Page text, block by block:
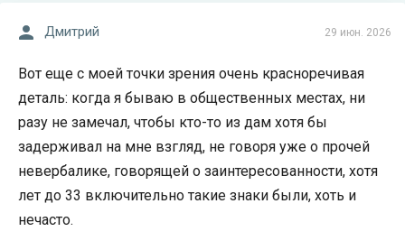
29 июн. 2026
Дмитрий
Вот еще с моей точки зрения очень красноречивая
деталь: когда я бываю в общественных местах, ни
разу не замечал, чтобы кто-то из дам хотя бы
задерживал на мне взгляд, не говоря уже о прочей
невербалике, говорящей о заинтересованности, хотя
лет до 33 включительно такие знаки были, хоть и
нечасто.